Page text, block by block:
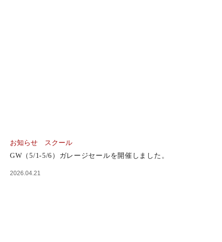
お知らせ スクール
GW（5/1-5/6）ガレージセールを開催しました。
2026.04.21